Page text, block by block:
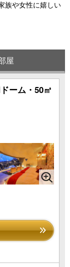
族や女性に嬉しい
屋
ーム・50㎡